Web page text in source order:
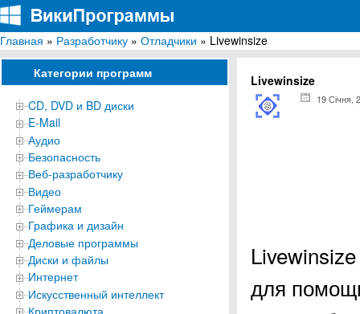
ВикиПрограммы
Энциклопедия бесплатных компьютерных программ для Windows
Главная » Разработчику » Отладчики » Livewinsize
Категории программ
CD, DVD и BD диски
E-Mail
Аудио
Безопасность
Веб-разработчику
Видео
Геймерам
Графика и дизайн
Деловые программы
Диски и файлы
Интернет
Искусственный интеллект
Криптовалюта
Livewinsize
19 Січня,
для